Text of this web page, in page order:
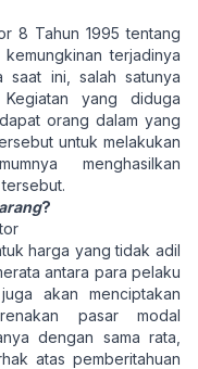
8 Tahun 1995 tentang
terjadinya
saat ini, salah satunya
yang diduga
orang dalam yang
untuk melakukan
menghasilkan
?
harga yang tidak adil
antara para pelaku
akan menciptakan
pasar modal
dengan sama rata,
atas pemberitahuan